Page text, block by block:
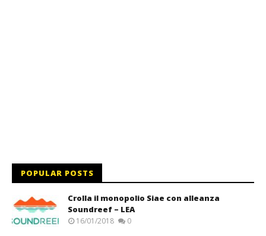
POPULAR POSTS
Crolla il monopolio Siae con alleanza
Soundreef – LEA
16/01/2018 0